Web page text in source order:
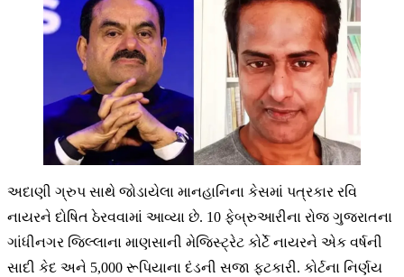
અદાણી ગ્રુપ સાથે જોડાયેલા માનહાનિના કેસમાં પત્રકાર રવિ
નાયરને દોષિત ઠેરવવામાં આવ્યા છે. 10 ફેબ્રુઆરીના રોજ ગુજરાતના
ગાંધીનગર જિલ્લાના માણસાની મેજિસ્ટ્રેટ કોર્ટે નાયરને એક વર્ષની
સાદી કેદ અને 5,000 રૂપિયાના દંડની સજા ફટકારી. કોર્ટના નિર્ણય